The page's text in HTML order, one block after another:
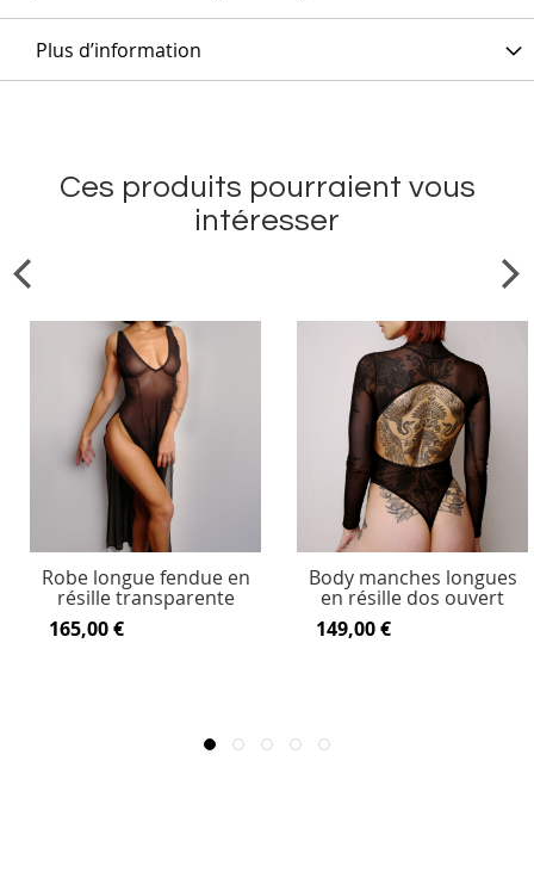
Plus d’information
Ces produits pourraient vous
intéresser
Robe longue fendue en
résille transparente
165,00 €
Body manches longues
en résille dos ouvert
149,00 €